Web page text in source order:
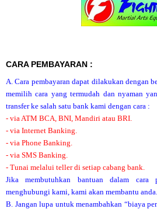
CARA PEMBAYARAN :
A. Cara pembayaran dapat dilakukan dengan
memilih cara yang termudah dan nyaman
transfer ke salah satu bank kami dengan cara :
- via ATM BCA, BNI, Mandiri atau BRI.
- via Internet Banking.
- via Phone Banking.
- via SMS Banking.
- Tunai melalui teller di setiap cabang bank.
Jika membutuhkan bantuan dalam cara
menghubungi kami, kami akan membantu anda.
B. Jangan lupa untuk menambahkan “biaya